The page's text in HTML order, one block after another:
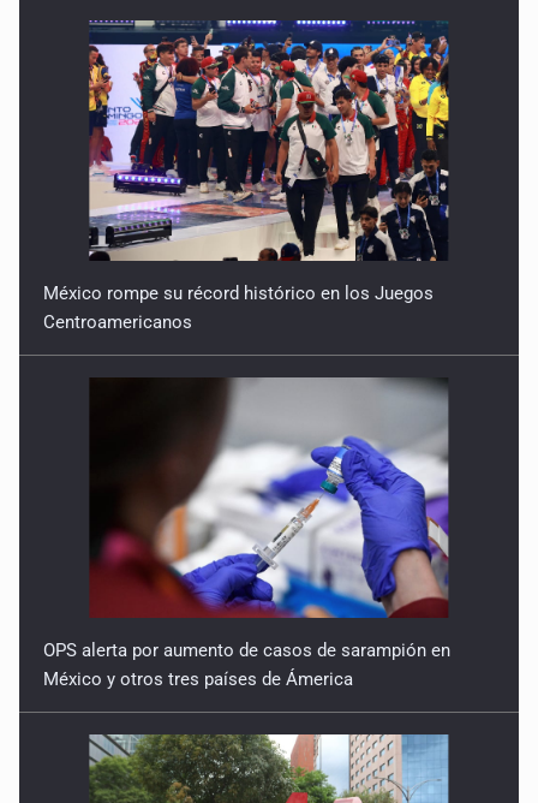
9 de Julio de 2026
Lo que quedó del mundial
8 de Julio de 2026
Hombre es investigado por ser autor intelectual del
feminicidio de su madre
7 de Julio de 2026
A ver cuántos quedan
México rompe su récord histórico en los Juegos
Centroamericanos
OPS alerta por aumento de casos de sarampión en
México y otros tres países de Ámerica